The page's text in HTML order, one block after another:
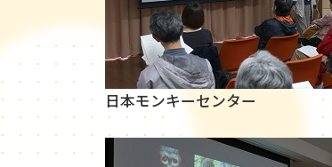
日本モンキーセンター